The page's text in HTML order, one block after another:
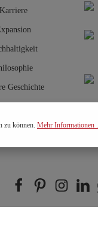
Karriere
Geschichte
zu können. Mehr Informationen ...